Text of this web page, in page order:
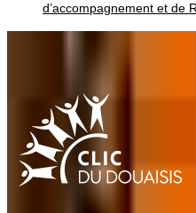
d’accompagnement et de